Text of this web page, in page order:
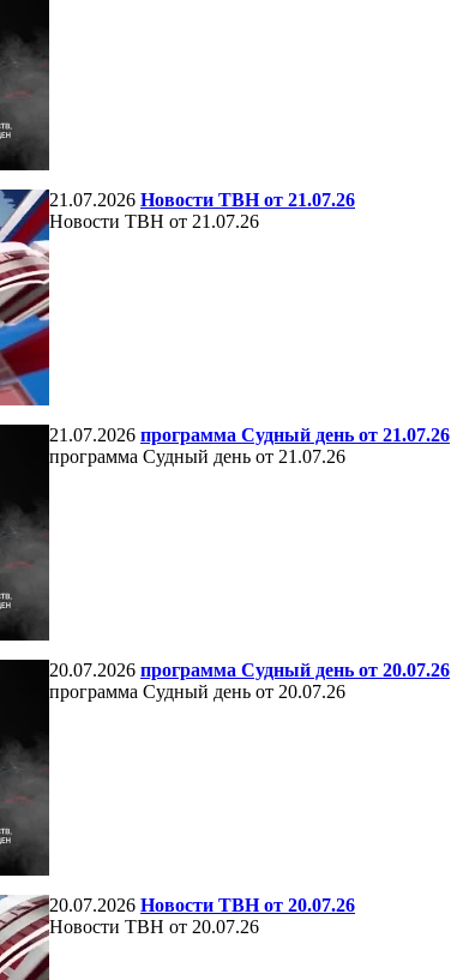
21.07.2026 Новости ТВН от 21.07.26
Новости ТВН от 21.07.26
21.07.2026 программа Судный день от 21.07.26
программа Судный день от 21.07.26
20.07.2026 программа Судный день от 20.07.26
программа Судный день от 20.07.26
20.07.2026 Новости ТВН от 20.07.26
Новости ТВН от 20.07.26